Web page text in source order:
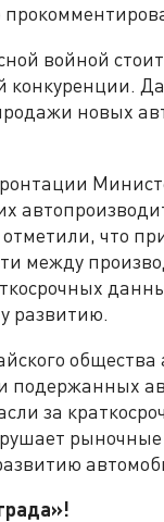
войной
новых
что
между
развитию.
подержанных
за
рыночные